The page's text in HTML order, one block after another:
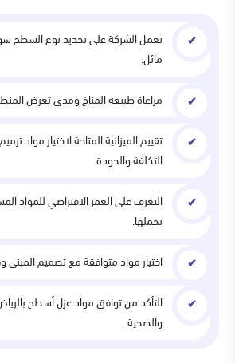
تعمل الشركة على تحديد نوع السطح
مائل.
مراعاة طبيعة المناخ ومدى تعرض
تقييم الميزانية المتاحة لاختيار مواد
التكلفة والجودة.
التعرف على العمر الافتراضي للمواد
تحملها.
اختيار مواد متوافقة مع تصميم المبنى
التأكد من توافق مواد عزل أسطح
والصحية.